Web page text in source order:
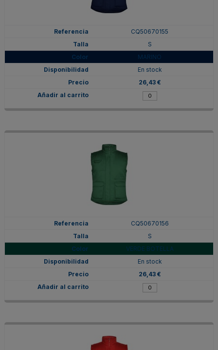
CQ50670155
S
MARINO
En stock
26,43 €
CQ50670156
S
VERDE BOTELLA
En stock
26,43 €